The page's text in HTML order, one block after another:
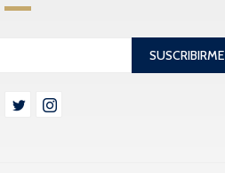
SUSCRIBIRME
 